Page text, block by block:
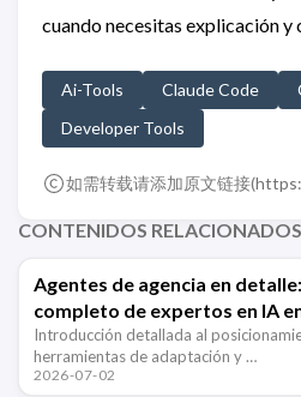
cuando necesitas explicación y
Ai-Tools Claude Code
Developer Tools
如需转载请添加原文链接(
CONTENIDOS RELACIONADOS
Agentes de agencia en
completo de expertos en IA
desarrollo
Introducción detallada al
herramientas de adaptación y …
2026-07-02